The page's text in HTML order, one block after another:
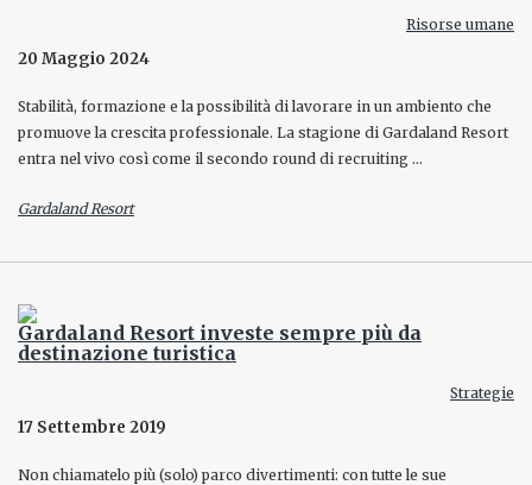
Risorse umane
20 Maggio 2024
Stabilità, formazione e la possibilità di lavorare in un ambiento che
promuove la crescita professionale. La stagione di Gardaland Resort
entra nel vivo così come il secondo round di recruiting …
Gardaland Resort
Gardaland Resort investe sempre più da
destinazione turistica
Strategie
17 Settembre 2019
Non chiamatelo più (solo) parco divertimenti: con tutte le sue